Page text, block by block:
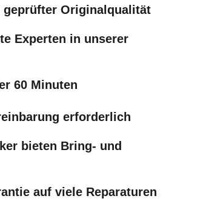
Originalqualität
Experten in unserer
60 Minuten
erforderlich
bieten Bring- und
auf viele Reparaturen